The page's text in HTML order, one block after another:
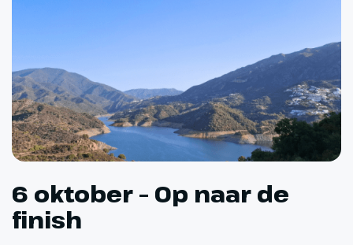
6 oktober – Op naar de
finish